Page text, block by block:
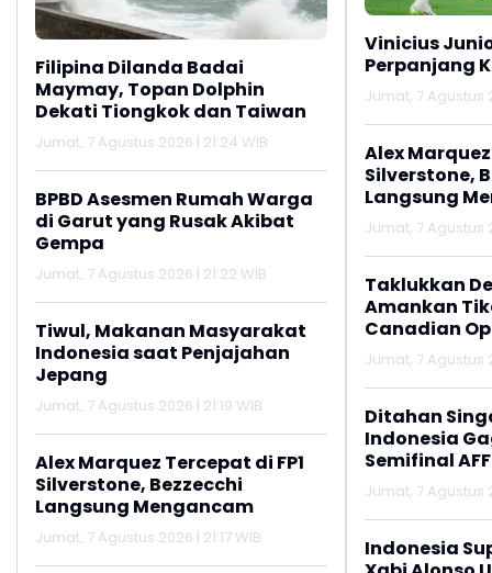
Filipina Dilanda Badai
Maymay, Topan Dolphin
Dekati Tiongkok dan Taiwan
Jumat, 7 Agustus 2026 | 21:24 WIB
BPBD Asesmen Rumah Warga
di Garut yang Rusak Akibat
Gempa
Jumat, 7 Agustus 2026 | 21:22 WIB
Tiwul, Makanan Masyarakat
Indonesia saat Penjajahan
Jepang
Jumat, 7 Agustus 2026 | 21:19 WIB
Alex Marquez Tercepat di FP1
Silverstone, Bezzecchi
Langsung Mengancam
Jumat, 7 Agustus 2026 | 21:17 WIB
Vinicius
Perpanjang
Jumat, 7 Agustus
Alex
Silverstone,
Langsung
Jumat, 7 Agustus
Taklukkan
Amankan
Canadian
Jumat, 7 Agustus
Ditahan
Indonesia
Semifinal
Jumat, 7 Agustus
Indonesia